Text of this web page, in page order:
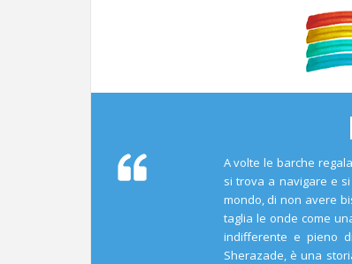
A volte le barche
si trova a navigare e
mondo, di non avere
taglia le onde come
indifferente e pieno
Sherazade, è una